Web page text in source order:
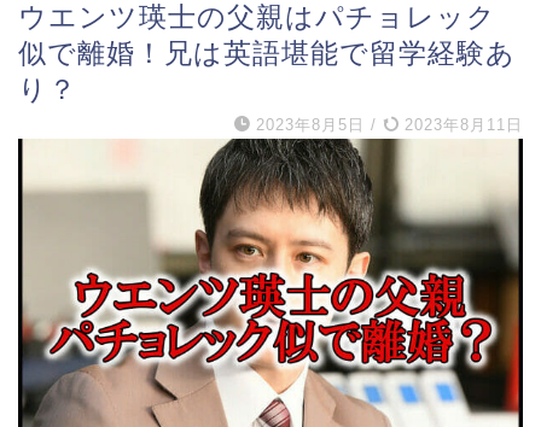
ウエンツ瑛士の父親はパチョレック
似で離婚！兄は英語堪能で留学経験あ
り？
2023年8月5日 / 2023年8月11日